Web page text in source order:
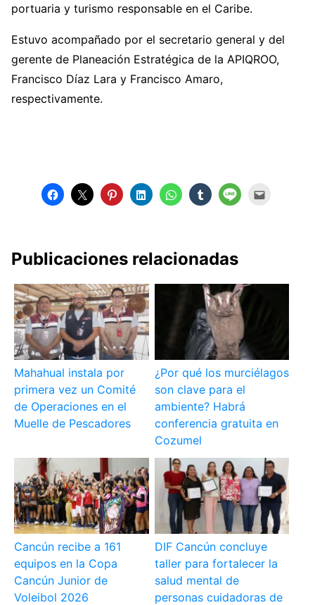
portuaria y turismo responsable en el Caribe.
Estuvo acompañado por el secretario general y del
gerente de Planeación Estratégica de la APIQROO,
Francisco Díaz Lara y Francisco Amaro,
respectivamente.
Publicaciones relacionadas
Mahahual instala por
primera vez un Comité
de Operaciones en el
Muelle de Pescadores
¿Por qué los murciélagos
son clave para el
ambiente? Habrá
conferencia gratuita en
Cozumel
Cancún recibe a 161
equipos en la Copa
Cancún Junior de
Voleibol 2026
DIF Cancún concluye
taller para fortalecer la
salud mental de
personas cuidadoras de